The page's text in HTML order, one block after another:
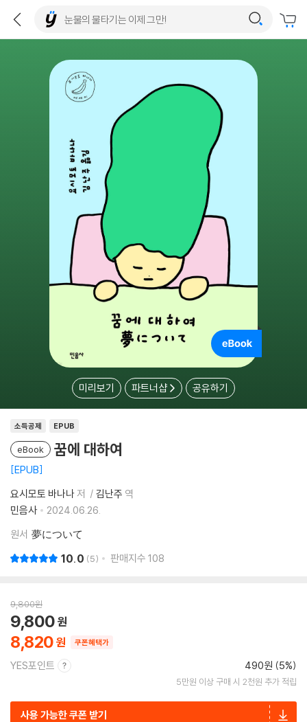
미리보기 파트너샵 공유하기
소득공제 EPUB
eBook 꿈에 대하여
EPUB
요시모토 바나나저 김난주 역
민음사
2024.06.26.
원서 夢について
10.0 5 판매지수 108
9,800원
8,820
9,800
쿠폰혜택가
YES포인트 490원 (5%)
5만원 이상 구매 시 2천원 추가 적립
사용 가능한 쿠폰 받기